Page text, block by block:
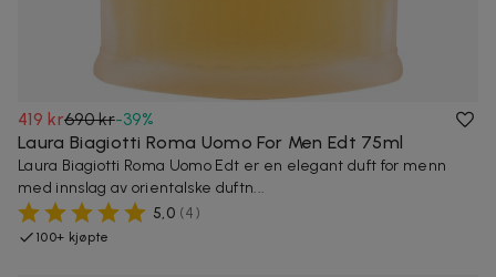
419 kr690 kr-39%
Laura Biagiotti Roma Uomo For Men Edt 75ml
Laura Biagiotti Roma Uomo Edt er en elegant duft for menn
med innslag av orientalske duftn...
5,0 (4)
100+ kjøpte